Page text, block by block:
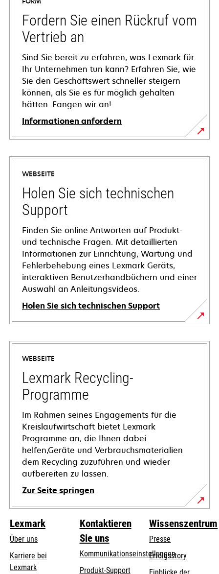
Fordern Sie einen Rückruf vom
Vertrieb an
Sind Sie bereit zu erfahren, was Lexmark für
Ihr Unternehmen tun kann? Erfahren Sie, wie
Sie den Geschäftswert schneller steigern
können, als Sie es für möglich gehalten
hätten. Fangen wir an!
Informationen anfordern
WEBSEITE
Holen Sie sich technischen
Support
Finden Sie online Antworten auf Produkt-
und technische Fragen. Mit detaillierten
Informationen zur Einrichtung, Wartung und
Fehlerbehebung eines Lexmark Geräts,
interaktiven Benutzerhandbüchern und einer
Auswahl an Anleitungsvideos.
Holen Sie sich technischen Support
wird
in
neuen
Registerkarte
geöffnet
WEBSEITE
Lexmark Recycling-
Programme
Im Rahmen seines Engagements für die
Kreislaufwirtschaft bietet Lexmark
Programme an, die Ihnen dabei
helfen,Geräte und Verbrauchsmaterialien
dem Recycling zuzuführen und wieder
aufbereiten zu lassen.
Zur Seite springen
Lexmark
Über uns
Karriere bei
Lexmark
Kontaktieren
Sie uns
Kommunikationseinstellungen
wird
Produkt-Supportwird
Wissenszentrum
Presse
Erfolgsstory